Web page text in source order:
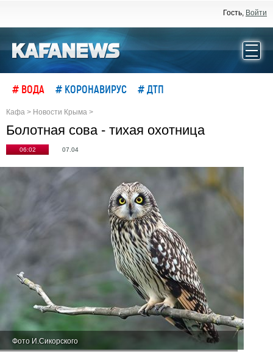
Гость, Войти
# ВОДА # КОРОНАВИРУС # ДТП
Кафа > Новости Крыма >
Болотная сова - тихая охотница
06:02 07.04
Фото И.Сикорского